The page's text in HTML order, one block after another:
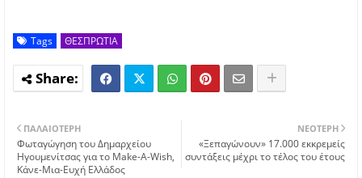
Tags ΘΕΣΠΡΩΤΙΑ
ΝΕΌΤΕΡΗ
«Ξεπαγώνουν» 17.000 εκκρεμείς
συντάξεις μέχρι το τέλος του έτους
ΠΑΛΑΙΌΤΕΡΗ
Φωταγώγηση του Δημαρχείου
Ηγουμενίτσας για το Make-A-Wish,
Κάνε-Μια-Ευχή Ελλάδος